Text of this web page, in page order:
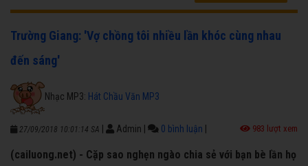
Trường Giang: 'Vợ chồng tôi nhiều lần khóc cùng nhau
đến sáng'
Nhạc MP3: Hát Chầu Văn MP3
27/09/2018 10:01:14 SA Admin 0 bình luận 983 lượt xem
(cailuong.net) - Cặp sao nghẹn ngào chia sẻ với bạn bè lần họ